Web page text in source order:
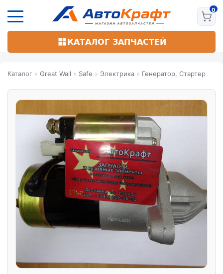
основному
КАТАЛОГ ЗАПЧАСТЕЙ
Каталог » Great Wall » Safe » Электрика » Генератор, Стартер